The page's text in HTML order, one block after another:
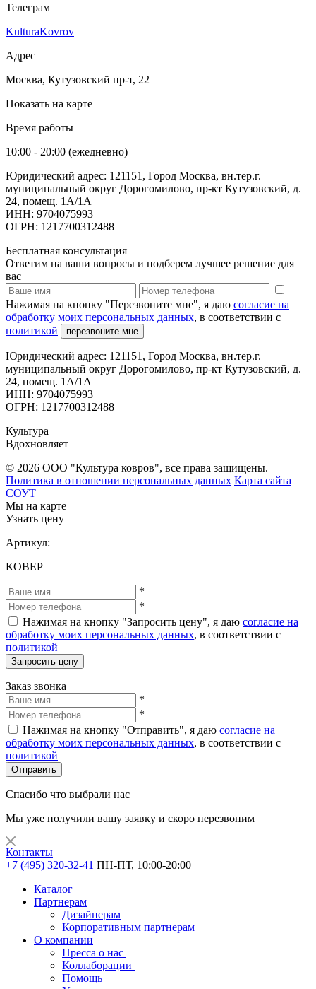
Телеграм
KulturaKovrov
Адрес
Москва, Кутузовский пр-т, 22
Показать на карте
Время работы
10:00 - 20:00 (ежедневно)
Юридический адрес: 121151, Город Москва, вн.тер.г.
муниципальный округ Дорогомилово, пр-кт Кутузовский, д.
24, помещ. 1А/1А
ИНН: 9704075993
ОГРН: 1217700312488
Бесплатная консультация
Ответим на ваши вопросы и подберем лучшее решение для
вас
Нажимая на кнопку "Перезвоните мне", я даю согласие на
обработку моих персональных данных, в соответствии с
политикой
перезвоните мне
Юридический адрес: 121151, Город Москва, вн.тер.г.
муниципальный округ Дорогомилово, пр-кт Кутузовский, д.
24, помещ. 1А/1А
ИНН: 9704075993
ОГРН: 1217700312488
Культура
Вдохновляет
© 2026 ООО "Культура ковров", все права защищены.
Политика в отношении персональных данных Карта сайта
СОУТ
Мы на карте
Узнать цену
Артикул:
КОВЕР
*
*
Нажимая на кнопку "Запросить цену", я даю согласие на
обработку моих персональных данных, в соответствии с
политикой
Запросить цену
Заказ звонка
*
*
Нажимая на кнопку "Отправить", я даю согласие на
обработку моих персональных данных, в соответствии с
политикой
Отправить
Спасибо что выбрали нас
Мы уже получили вашу заявку и скоро перезвоним
Контакты
+7 (495) 320-32-41 ПН-ПТ, 10:00-20:00
Каталог
Партнерам
Дизайнерам
Корпоративным партнерам
О компании
Пресса о нас
Коллаборации
Помощь